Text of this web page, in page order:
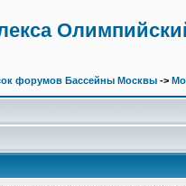
форумов Бассейны Москвы ->